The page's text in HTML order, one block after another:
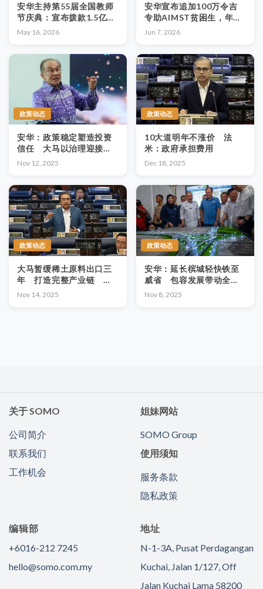
安华主持第55届全国教师
节庆典：宣布拨款1.5亿令
吉改善教职员福利，寄语
May 16, 2026
安华宣布追加100万令吉
专助AIMST贫困生，年度
补助金总额达2,500万令吉
Jun 7, 2026
政策动态
安华：政策稳定塑造投资
信任 大马以治理迎接科
技与经济转型
Nov 12, 2025
政策动态
10大道明年不涨价 法
米：政府承担费用
Dec 18, 2025
政策动态
大马暂缓稀土原料出口三
年 打造完整产业链 新
能源产业迎布局窗口
Nov 14, 2025
政策动态
安华：延长槟城轻快铁至
威省 包容发展带动全州
经济
Nov 8, 2025
关于 SOMO
公司简介
联系我们
工作机会
姐妹网站
SOMO Group
使用须知
服务条款
隐私政策
编辑部
+6016-212 7245
hello@somo.com.my
地址
N-1-3A, Pusat Perdagangan
Kuchai, Jalan 1/127, Off
Jalan Kuchai Lama 58200